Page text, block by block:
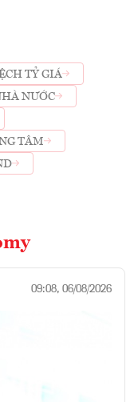
TỶ GIÁ
NƯỚC
TÂM
09:08, 06/08/2026